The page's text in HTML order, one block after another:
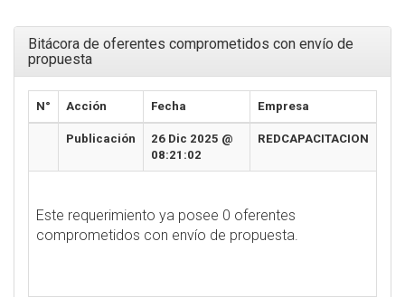
Bitácora de oferentes comprometidos con envío de
propuesta
N° Acción Fecha Empresa
Publicación
26 Dic 2025 @
08:21:02
REDCAPACITACION
Este requerimiento ya posee 0 oferentes
comprometidos con envío de propuesta.